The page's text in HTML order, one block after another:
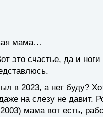
мама…
это счастье, да и
2023, а нет буду?
на слезу не давит.
мама вот есть,